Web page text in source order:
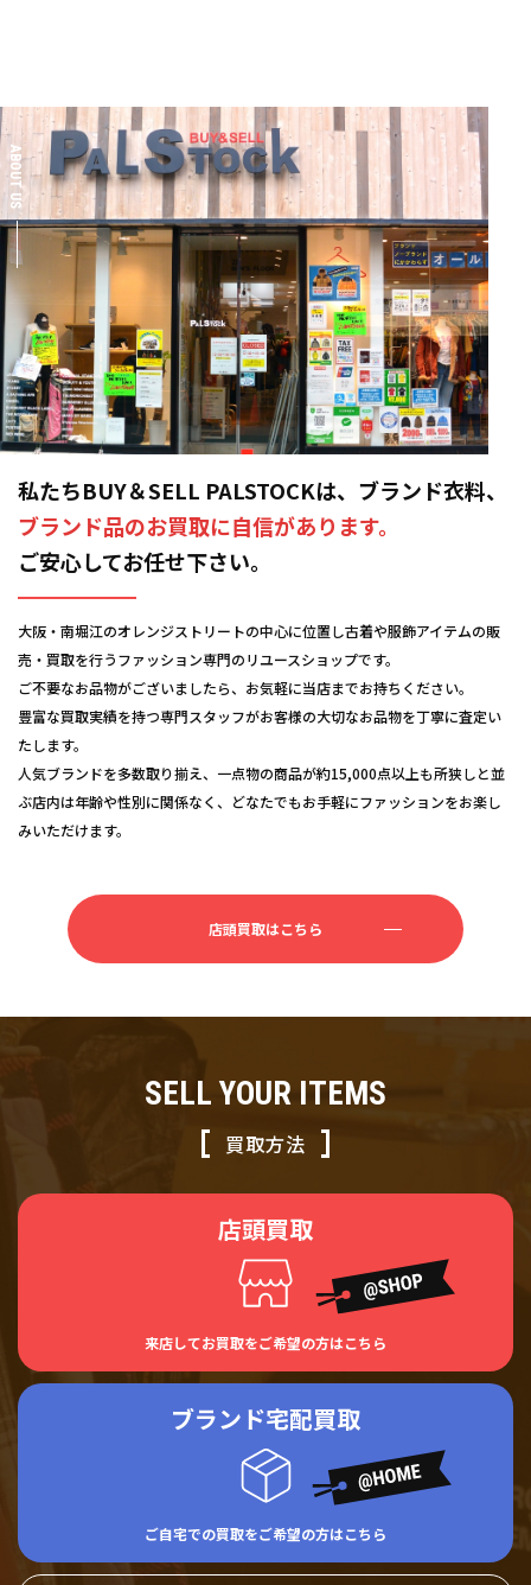
ABOUT US
私たちBUY＆SELL PALSTOCKは、ブランド衣料、
ブランド品のお買取に自信があります。
ご安心してお任せ下さい。
大阪・南堀江のオレンジストリートの中心に位置し古着や服飾アイテムの販
売・買取を行うファッション専門のリユースショップです。
ご不要なお品物がございましたら、お気軽に当店までお持ちください。
豊富な買取実績を持つ専門スタッフがお客様の大切なお品物を丁寧に査定い
たします。
人気ブランドを多数取り揃え、一点物の商品が約15,000点以上も所狭しと並
ぶ店内は年齢や性別に関係なく、どなたでもお手軽にファッションをお楽し
みいただけます。
店頭買取はこちら
SELL YOUR ITEMS
買取方法
店頭買取
来店してお買取をご希望の方はこちら
ブランド宅配買取
ご自宅での買取をご希望の方はこちら